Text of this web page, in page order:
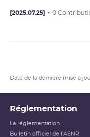
[2025.07.25] 0
Date de la dernière mise à
Réglementation
La réglementation
Bulletin officiel de l'ASNR